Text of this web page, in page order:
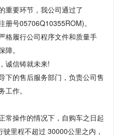
要环节，我公司通过了
号05706Q10355ROM)。
履行公司程序文件和质量手
。
信铸就未来!
的售后服务部门，负责公司售
作。
操作的情况下，自购车之日起
里程不超过 30000公里之内，